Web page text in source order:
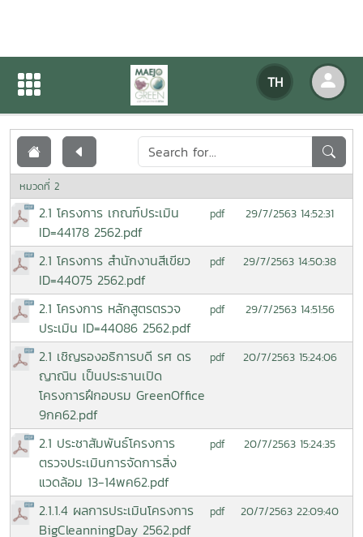
TH
เอกสารเผยแพร่
หมวดที่ 2
2.1 โครงการ เกณฑ์ประเมิน
ID=44178 2562.pdf
pdf 29/7/2563 14:52:31
2.1 โครงการ สำนักงานสีเขียว
ID=44075 2562.pdf
pdf 29/7/2563 14:50:38
2.1 โครงการ หลักสูตรตรวจ
ประเมิน ID=44086 2562.pdf
pdf 29/7/2563 14:51:56
2.1 เชิญรองอธิการบดี รศ ดร
ญาณิน เป็นประธานเปิด
โครงการฝึกอบรม GreenOffice
9กค62.pdf
pdf 20/7/2563 15:24:06
2.1 ประชาสัมพันธ์โครงการ
ตรวจประเมินการจัดการสิ่ง
แวดล้อม 13-14พค62.pdf
pdf 20/7/2563 15:24:35
2.1.1.4 ผลการประเมินโครงการ
BigCleanningDay 2562.pdf
pdf 20/7/2563 22:09:40